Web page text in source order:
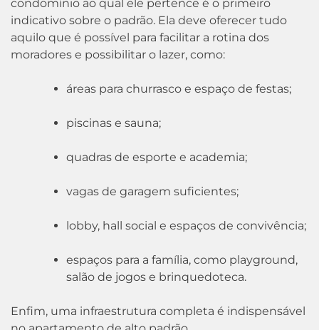
condomínio ao qual ele pertence é o primeiro
indicativo sobre o padrão. Ela deve oferecer tudo
aquilo que é possível para facilitar a rotina dos
moradores e possibilitar o lazer, como:
áreas para churrasco e espaço de festas;
piscinas e sauna;
quadras de esporte e academia;
vagas de garagem suficientes;
lobby, hall social e espaços de convivência;
espaços para a família, como playground,
salão de jogos e brinquedoteca.
Enfim, uma infraestrutura completa é indispensável